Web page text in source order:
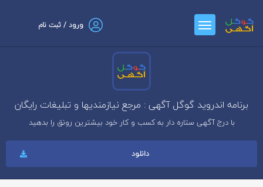
ورود / ثبت نام
برنامه اندروید گوگل آگهی : مرجع نیازمندیها و تبلیغات رایگان
با درج آگهی ستاره دار به کسب و کار خود بیشترین رونق را بدهید
دانلود